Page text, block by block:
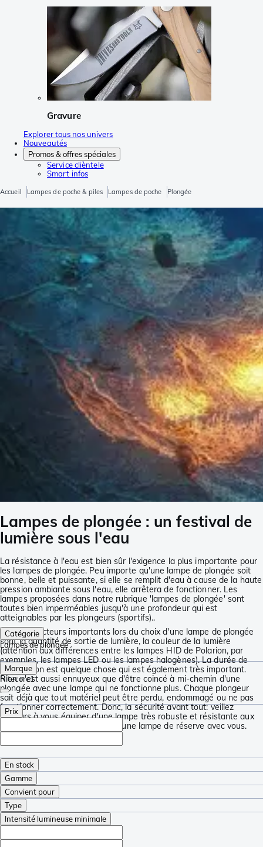
Gravure
Explorer tous nos univers
Nouveautés
Promos & offres spéciales
Service clièntele
Smart infos
Accueil Lampes de poche & piles Lampes de poche Plongée
Lampes de plongée : un festival de
lumière sous l'eau
La résistance à l'eau est bien sûr l'exigence la plus importante pour
les lampes de plongée. Peu importe qu'une lampe de plongée soit
bonne, belle et puissante, si elle se remplit d'eau à cause de la haute
pression ambiante sous l'eau, elle arrêtera de fonctionner. Les
lampes proposées dans notre rubrique 'lampes de plongée' sont
toutes bien imperméables jusqu'à une profondeur qui est
atteignables par les plongeurs (sportifs)..
D'autres facteurs importants lors du choix d'une lampe de plongée
sont la quantité de sortie de lumière, la couleur de la lumière
(attention aux différences entre les lampes HID de Polarion, par
exemples, les lampes LED ou les lampes halogènes). La durée de
combustion est quelque chose qui est également très important.
Rien n'est aussi ennuyeux que d'être coincé à mi-chemin d'une
plongée avec une lampe qui ne fonctionne plus. Chaque plongeur
sait déjà que tout matériel peut être perdu, endommagé ou ne pas
fonctionner correctement. Donc, la sécurité avant tout: veillez
toujours à vous équiper d'une lampe très robuste et résistante aux
chocs et veillez toujours`à avoir une lampe de réserve avec vous.
Catégorie
Lampes de plongée
Marque
Nitecore1
Prix
En stock
Gamme
Convient pour
Type
Intensité lumineuse minimale